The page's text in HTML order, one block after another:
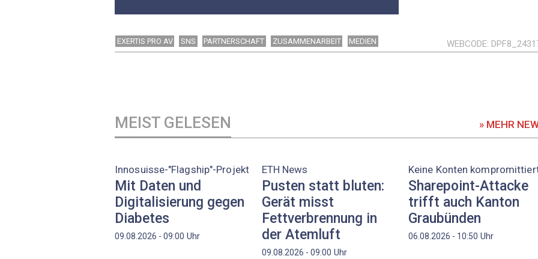
EXERTIS PRO AV SNS PARTNERSCHAFT ZUSAMMENARBEIT MEDIEN WEBCODE
MEIST GELESEN » MEHR
Innosuisse-"Flagship"-Projekt
Mit Daten und
Digitalisierung gegen
Diabetes
09.08.2026 - 09:00 Uhr
ETH News
Pusten statt bluten:
Gerät misst
Fettverbrennung in
der Atemluft
09.08.2026 - 09:00 Uhr
Keine Konten
Sharepoint-Attacke
trifft auch Kanton
Graubünden
06.08.2026 - 10:50 Uhr